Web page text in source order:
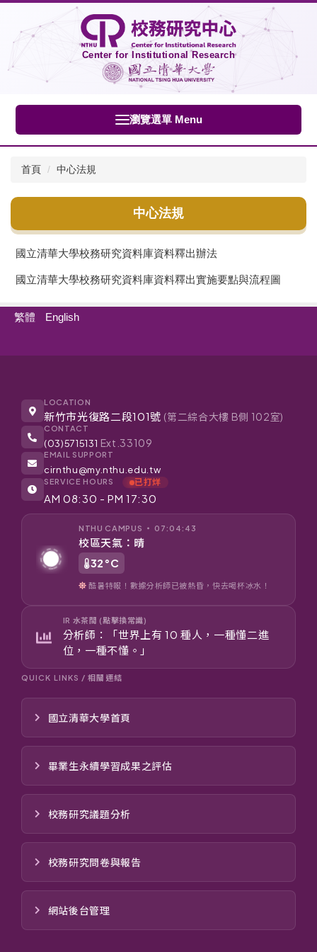
主
內
Center for Institutional Research
瀏覽選單 Menu
首頁 中心法規
中心法規
國立清華大學校務研究資料庫資料釋出辦法
國立清華大學校務研究資料庫資料釋出實施要點與流程圖
繁體 English
LOCATION
新竹市光復路二段101號 (第二綜合大樓 B側 102室)
CONTACT
(03)5715131 Ext.33109
EMAIL SUPPORT
cirnthu@my.nthu.edu.tw
SERVICE HOURS 已打烊
AM 08:30 - PM 17:30
NTHU CAMPUS ‧ 07:04:43
校區天氣：晴
32°C
酷暑特報！數據分析師已被熱昏，快去喝杯冰水！
IR 水茶間 (點擊換常識)
分析師：「世界上有 10 種人，一種懂二進
位，一種不懂。」
QUICK LINKS / 相關連結
國立清華大學首頁
畢業生永續學習成果之評估
校務研究議題分析
校務研究問卷與報告
網站後台管理